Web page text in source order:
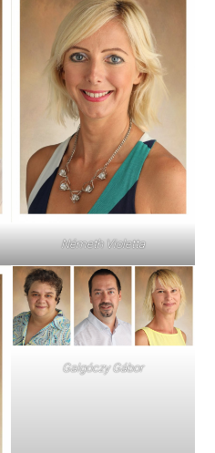
Németh Violetta
Galgóczy Gábor